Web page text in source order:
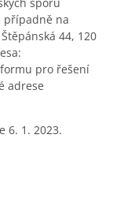
případně na
44, 120
pro řešení
adrese
6. 1. 2023.